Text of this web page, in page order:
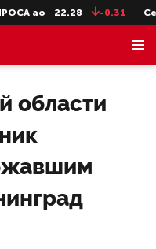
ао 22.28 -0.31
области